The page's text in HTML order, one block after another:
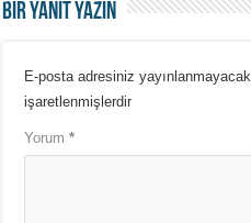
Bir yanıt yazın
E-posta adresiniz yayınlanmayacak.
işaretlenmişlerdir
Yorum*